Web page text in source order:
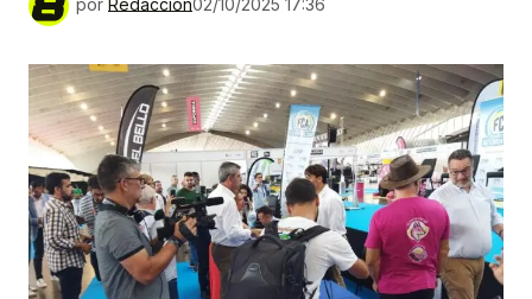
por Redacción02/10/2025 17:36